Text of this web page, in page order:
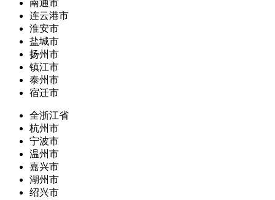
南通市
连云港市
淮安市
盐城市
扬州市
镇江市
泰州市
宿迁市
全浙江省
杭州市
宁波市
温州市
嘉兴市
湖州市
绍兴市